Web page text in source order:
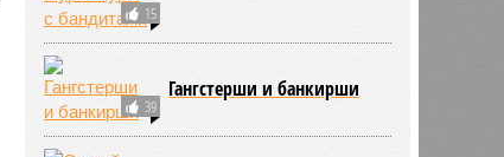
15
39
Гангстерши и банкирши